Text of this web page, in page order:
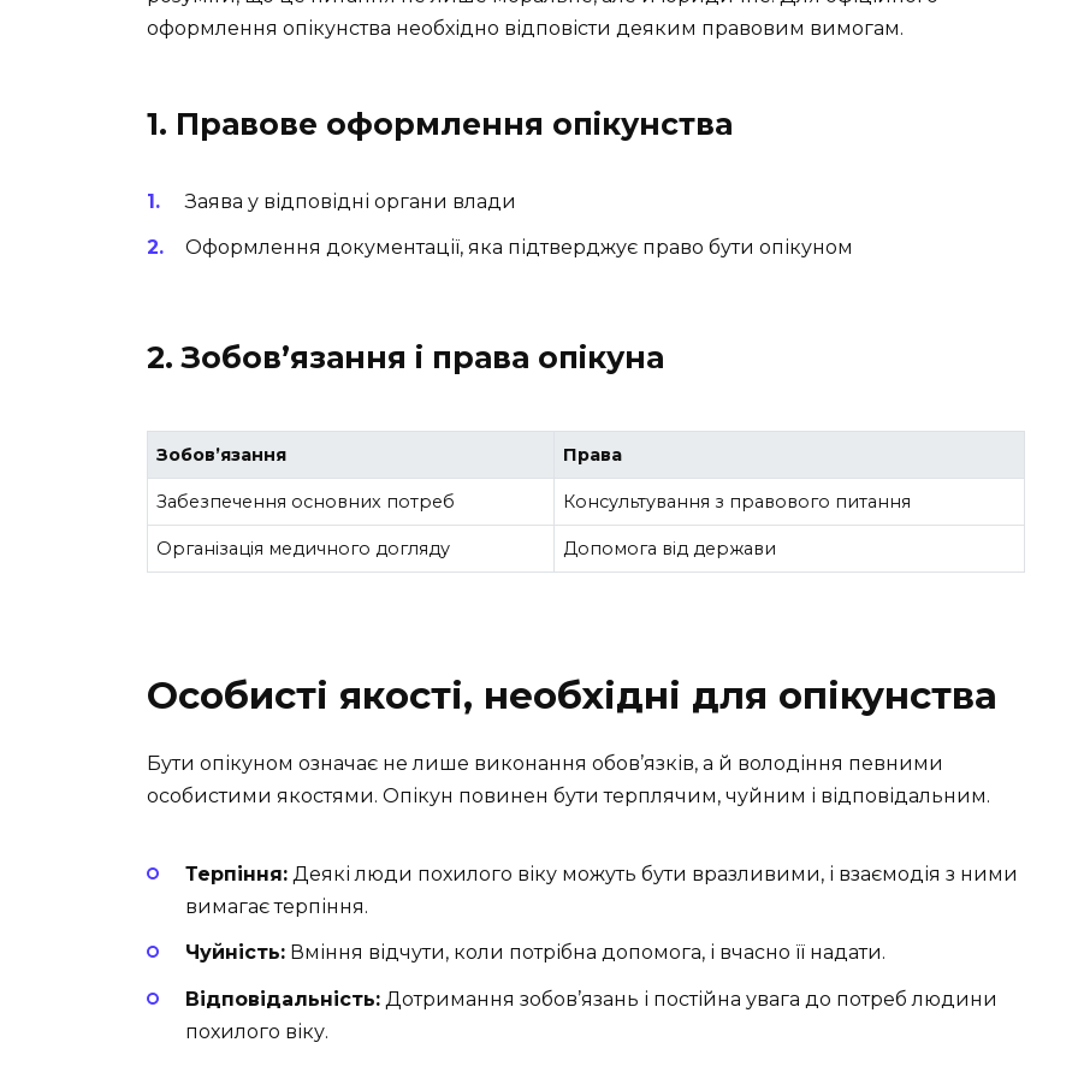
оформлення опікунства необхідно відповісти деяким правовим вимогам.
1. Правове оформлення опікунства
Заява у відповідні органи влади
Оформлення документації, яка підтверджує право бути опікуном
2. Зобов’язання і права опікуна
Зобов’язання Права
Забезпечення основних потреб Консультування з правового питання
Організація медичного догляду Допомога від держави
Особисті якості, необхідні для опікунства
Бути опікуном означає не лише виконання обов’язків, а й володіння певними
особистими якостями. Опікун повинен бути терплячим, чуйним і відповідальним.
Терпіння: Деякі люди похилого віку можуть бути вразливими, і взаємодія з ними
вимагає терпіння.
Чуйність: Вміння відчути, коли потрібна допомога, і вчасно її надати.
Відповідальність: Дотримання зобов’язань і постійна увага до потреб людини
похилого віку.